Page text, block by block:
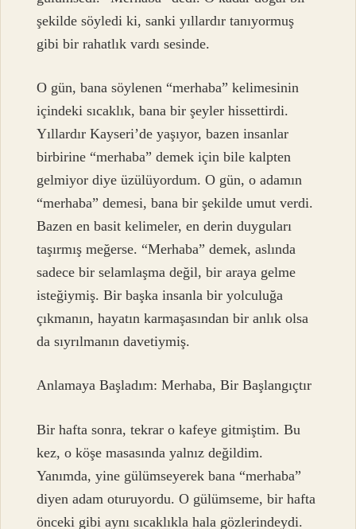
şekilde söyledi ki, sanki yıllardır tanıyormuş
gibi bir rahatlık vardı sesinde.
O gün, bana söylenen “merhaba” kelimesinin
içindeki sıcaklık, bana bir şeyler hissettirdi.
Yıllardır Kayseri’de yaşıyor, bazen insanlar
birbirine “merhaba” demek için bile kalpten
gelmiyor diye üzülüyordum. O gün, o adamın
“merhaba” demesi, bana bir şekilde umut verdi.
Bazen en basit kelimeler, en derin duyguları
taşırmış meğerse. “Merhaba” demek, aslında
sadece bir selamlaşma değil, bir araya gelme
isteğiymiş. Bir başka insanla bir yolculuğa
çıkmanın, hayatın karmaşasından bir anlık olsa
da sıyrılmanın davetiymiş.
Anlamaya Başladım: Merhaba, Bir Başlangıçtır
Bir hafta sonra, tekrar o kafeye gitmiştim. Bu
kez, o köşe masasında yalnız değildim.
Yanımda, yine gülümseyerek bana “merhaba”
diyen adam oturuyordu. O gülümseme, bir hafta
önceki gibi aynı sıcaklıkla hala gözlerindeydi.